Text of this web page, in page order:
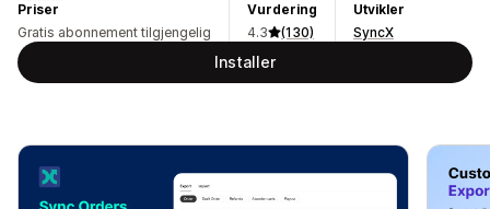
Priser
Gratis abonnement tilgjengelig
Vurdering
4.3
(130)
Utvikler
SyncX
Installer